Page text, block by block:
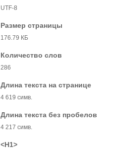
UTF-8
Размер страницы
176.79 КБ
Количество слов
286
Длина текста на странице
4 619 симв.
Длина текста без пробелов
4 217 симв.
<H1>